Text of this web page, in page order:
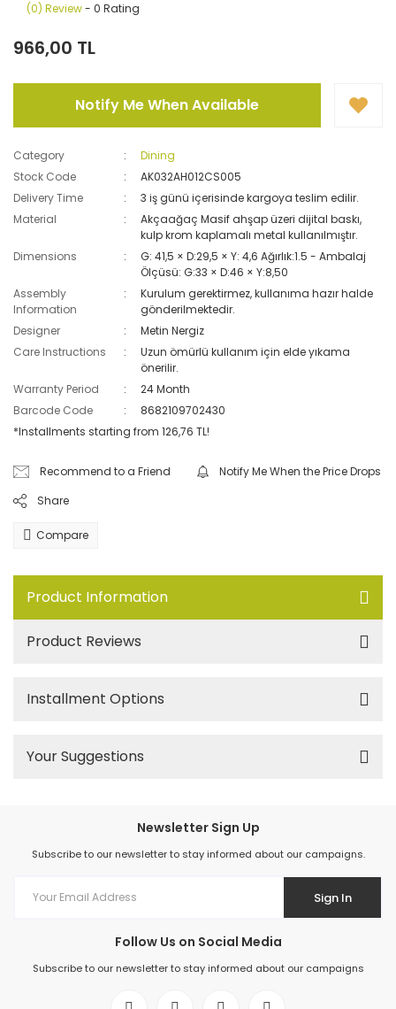
(0) Review- 0 Rating
966,00 TL
Notify Me When Available
Category
Dining
Stock Code
AK032AH012CS005
Delivery Time
3 iş günü içerisinde kargoya teslim edilir.
Material
Akçaağaç Masif ahşap üzeri dijital baskı,
kulp krom kaplamalı metal kullanılmıştır.
Dimensions
G: 41,5 × D:29,5 × Y: 4,6 Ağırlık:1.5 - Ambalaj
Ölçüsü: G:33 × D:46 × Y:8,50
Assembly
Information
Kurulum gerektirmez, kullanıma hazır halde
gönderilmektedir.
Designer
Metin Nergiz
Care Instructions
Uzun ömürlü kullanım için elde yıkama
önerilir.
Warranty Period
24 Month
Barcode Code
8682109702430
*Installments starting from 126,76 TL!
Recommend to a Friend
Notify Me When the Price Drops
Share
Compare
Product Information
Product Reviews
Installment Options
Your Suggestions
Newsletter Sign Up
Subscribe to our newsletter to stay informed about our campaigns.
Sign In
Follow Us on Social Media
Subscribe to our newsletter to stay informed about our campaigns